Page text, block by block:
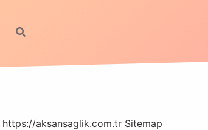
https://aksansaglik.com.tr Sitemap